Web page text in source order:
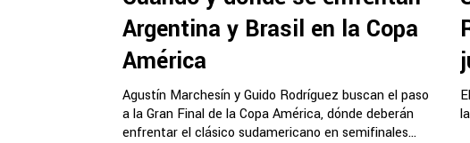
Argentina y Brasil en la Copa
América
Agustín Marchesín y Guido Rodríguez buscan el paso
a la Gran Final de la Copa América, dónde deberán
enfrentar el clásico sudamericano en semifinales...